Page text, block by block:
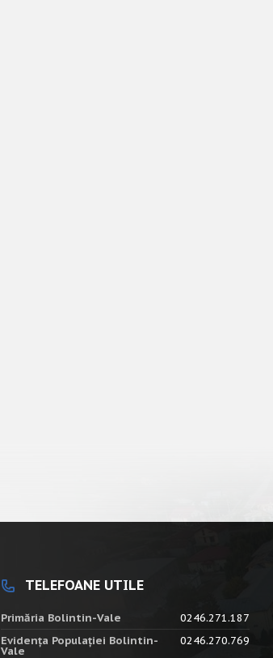
TELEFOANE UTILE
Primăria Bolintin-Vale
0246.271.187
Evidența Populației Bolintin-
Vale
0246.270.769